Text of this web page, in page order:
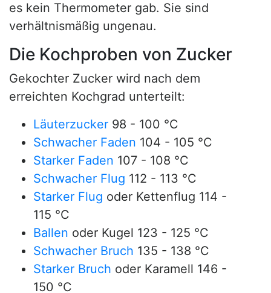
es kein Thermometer gab. Sie sind
verhältnismäßig ungenau.
Die Kochproben von Zucker
Gekochter Zucker wird nach dem
erreichten Kochgrad unterteilt:
Läuterzucker 98 - 100 °C
Schwacher Faden 104 - 105 °C
Starker Faden 107 - 108 °C
Schwacher Flug 112 - 113 °C
Starker Flug oder Kettenflug 114 -
115 °C
Ballen oder Kugel 123 - 125 °C
Schwacher Bruch 135 - 138 °C
Starker Bruch oder Karamell 146 -
150 °C